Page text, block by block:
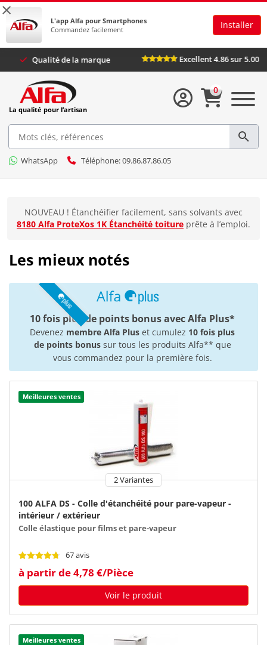
×
L'app Alfa pour Smartphones
Commandez facilement
Installer
Plus Qualité de la marque Excellent
La qualité pour l’artisan
WhatsApp Téléphone: 09.86.87.86.05
0
NOUVEAU ! Étanchéifier facilement, sans solvants avec
8180 Alfa ProteXos 1K Étanchéité toiture prête à l’emploi.
Les mieux notés
10 fois plus de points bonus avec Alfa Plus*
Devenez membre Alfa Plus et cumulez 10 fois plus
de points bonussur tous les produits Alfa** que
vous commandez pour la première fois.
Meilleures ventes
2 Variantes
100 ALFA DS - Colle d'étanchéité pour pare-vapeur -
intérieur / extérieur
Colle élastique pour films et pare-vapeur
67 avis
à partir de 4,78 €/Pièce
Voir le produit
Meilleures ventes